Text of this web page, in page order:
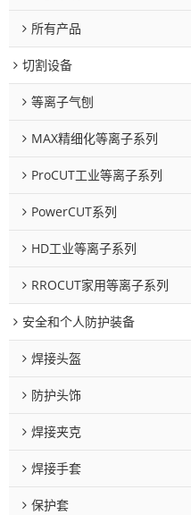
所有产品
切割设备
等离子气刨
MAX精细化等离子系列
ProCUT工业等离子系列
PowerCUT系列
HD工业等离子系列
RROCUT家用等离子系列
安全和个人防护装备
焊接头盔
防护头饰
焊接夹克
焊接手套
保护套